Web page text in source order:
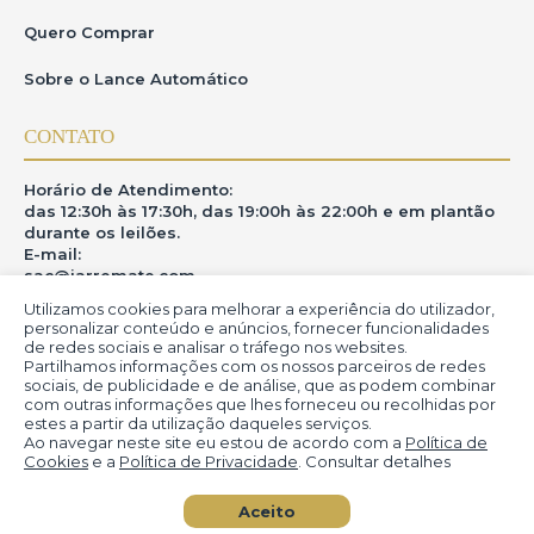
Utilizamos cookies para melhorar a experiência do utilizador,
personalizar conteúdo e anúncios, fornecer funcionalidades
de redes sociais e analisar o tráfego nos websites.
Partilhamos informações com os nossos parceiros de redes
sociais, de publicidade e de análise, que as podem combinar
com outras informações que lhes forneceu ou recolhidas por
estes a partir da utilização daqueles serviços.
Ao navegar neste site eu estou de acordo com a Política de
Cookies e a Política de Privacidade . Consultar detalhes
Aceito
acessar salas de leilões ao vivo."
iArremate não se responsabiliza por quaisquer
participação.
5.Direitos do Usuário
O usuário da plataforma iArremate possui os seguintes direitos
Pessoais(LGPD):
•Direito de confirmação e acesso(Art.18,I e II):Confirmação de
que os dados pessoais são tratados e,se for o caso,direito de
acessá-los.
•Direito de retificação(Art.18,III):Solicitação de correção de
dados incompletos,inexatos ou desatualizados.
•Direitoàlimitação do tratamento dos
dados(Art.18,IV):Eliminação de dados
•Direito de oposição(Art.18,§2º):Direito de se opor ao
tratamento de dados por motivos relacionadosàsua situação
Quero Comprar
Sobre o Lance Automático
CONTATO
Horário de Atendimento:
das 12:30h às 17:30h, das 19:00h às 22:00h e em plantão
durante os leilões.
E-mail:
sac@iarremate.com
ONDE ESTAMOS
R. Heitor Modesto, 28 - Estação São Lourenço - MG
CEP: 37470-000
© iArremate - Portal de Arte (2013-2026)